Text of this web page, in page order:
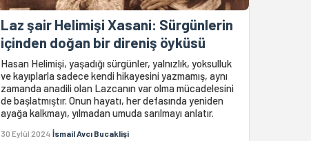
Laz şair Helimişi Xasani: Sürgünlerin
içinden doğan bir direniş öyküsü
Hasan Helimişi, yaşadığı sürgünler, yalnızlık, yoksulluk
ve kayıplarla sadece kendi hikayesini yazmamış, aynı
zamanda anadili olan Lazcanın var olma mücadelesini
de başlatmıştır. Onun hayatı, her defasında yeniden
ayağa kalkmayı, yılmadan umuda sarılmayı anlatır.
30 Eylül 2024 İsmail Avcı Bucaklişi